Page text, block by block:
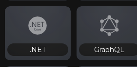
.NET GraphQL